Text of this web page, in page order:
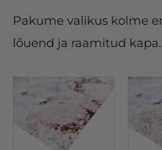
Pakume valikus kolme
lõuend ja raamitud kapa.